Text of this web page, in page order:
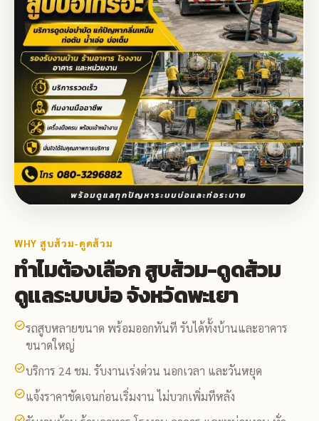
WHY สูบส้วม-ดูดส้วม
ทำไมต้องเลือก สูบส้วม-ดูดส้วม
ดูแลระบบบ่อ จังหวัดพะเยา
check_circleรถสูบหลายขนาด พร้อมออกทันที รับได้ทั้งบ้านและอาคาร
ขนาดใหญ่
check_circleบริการ 24 ชม. รับงานเร่งด่วน นอกเวลา และวันหยุด
check_circleแจ้งราคาชัดเจนก่อนเริ่มงาน ไม่บวกเพิ่มทีหลัง